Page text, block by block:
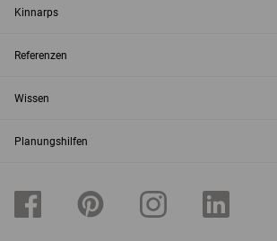
Kinnarps
Referenzen
Wissen
Planungshilfen